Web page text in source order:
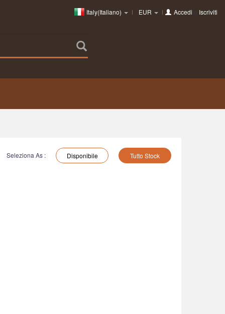
Italy(Italiano) EUR Accedi o Iscriviti
Seleziona As : Disponibile Tutto Stock